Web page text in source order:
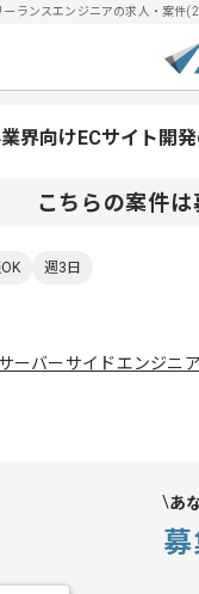
ーランスエンジニアの求人・案
界向けECサイト開
こちらの案件
週3日
サーバーサイドエンジニ
あ